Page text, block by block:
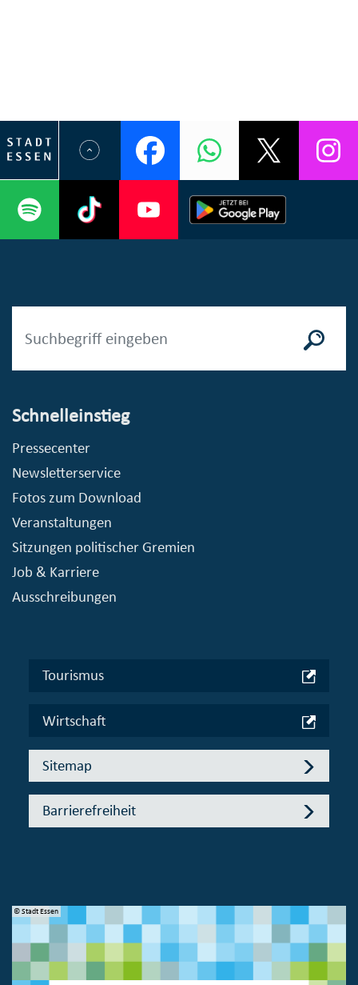
Schnelleinstieg
Pressecenter
Newsletterservice
Fotos zum Download
Veranstaltungen
Sitzungen politischer Gremien
Job & Karriere
Ausschreibungen
Tourismus
Wirtschaft
Sitemap
Barrierefreiheit
© Stadt Essen